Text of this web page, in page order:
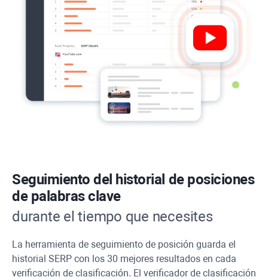
Seguimiento del historial de posiciones
de palabras clave
durante el tiempo que necesites
La herramienta de seguimiento de posición guarda el
historial SERP con los 30 mejores resultados en cada
verificación de clasificación. El verificador de clasificación